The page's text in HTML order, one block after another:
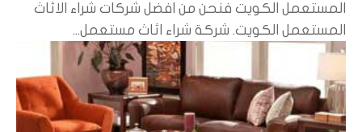
المستعمل الكويت فنحن من افضل شركات شراء الاثاث
المستعمل الكويت. شركة شراء اثاث مستعمل...